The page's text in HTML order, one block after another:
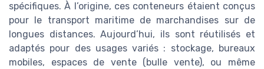
spécifiques. À l’origine, ces conteneurs étaient conçus
pour le transport maritime de marchandises sur de
longues distances. Aujourd’hui, ils sont réutilisés et
adaptés pour des usages variés : stockage, bureaux
mobiles, espaces de vente (bulle vente), ou même